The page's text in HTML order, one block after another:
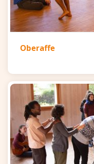
Oberaffe